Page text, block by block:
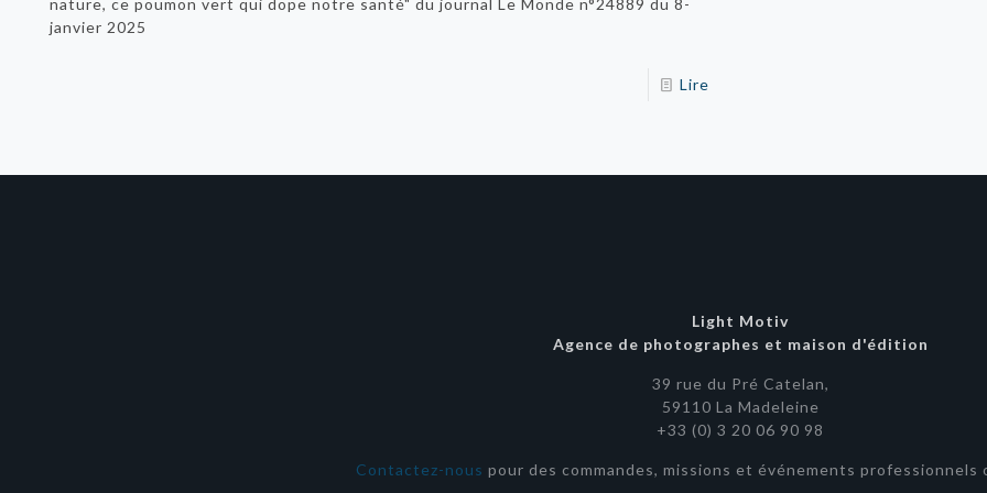
janvier 2025
Lire
Light Motiv
Agence de photographes et maison d'édition
39 rue du Pré Catelan,
59110 La Madeleine
+33 (0) 3 20 06 90 98
Contactez-nous pour des commandes, missions et événements